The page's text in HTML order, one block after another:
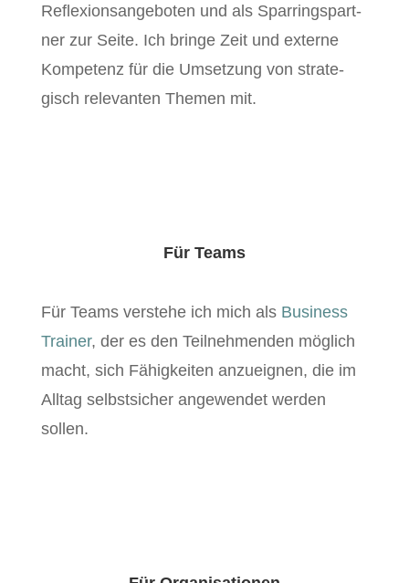
Reflex­ion­sange­boten und als Spar­ringspart­
ner zur Seite. Ich bringe Zeit und externe
Kom­pe­tenz für die Umset­zung von strate­
gisch rel­e­van­ten The­men mit.
Für Teams
Für Teams ver­ste­he ich mich als Busi­ness
Train­er, der es den Teil­nehmenden möglich
macht, sich Fähigkeit­en anzueignen, die im
All­t­ag selb­st­sich­er angewen­det wer­den
sollen.